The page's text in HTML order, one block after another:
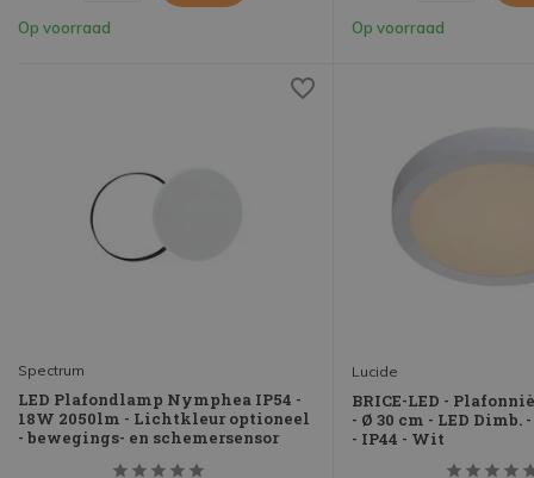
Op voorraad Op voorraad
Spectrum
LED Plafondlamp Nymphea IP54 -
18W 2050lm - Lichtkleur optioneel
- bewegings- en schemersensor
Lucide
BRICE-LED -
- Ø 30 cm - LED Dimb.
- IP44 - Wit